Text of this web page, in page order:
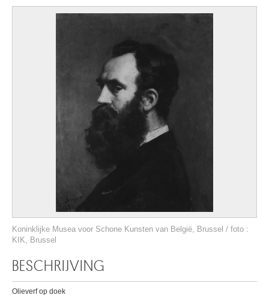
Koninklijke Musea voor Schone Kunsten van België, Brussel / foto :
KIK, Brussel
BESCHRIJVING
Olieverf op doek